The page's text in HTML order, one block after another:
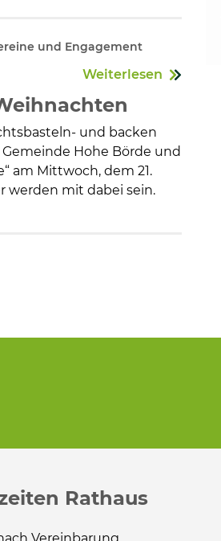
und Engagement
Weiterlesen
und backen
Hohe Börde und
am Mittwoch, dem 21.
werden mit dabei sein.
Rathaus